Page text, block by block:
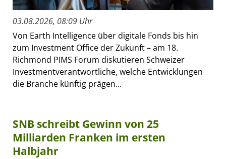
03.08.2026, 08:09 Uhr
Von Earth Intelligence über digitale Fonds bis hin
zum Investment Office der Zukunft – am 18.
Richmond PIMS Forum diskutieren Schweizer
Investmentverantwortliche, welche Entwicklungen
die Branche künftig prägen...
SNB schreibt Gewinn von 25
Milliarden Franken im ersten
Halbjahr